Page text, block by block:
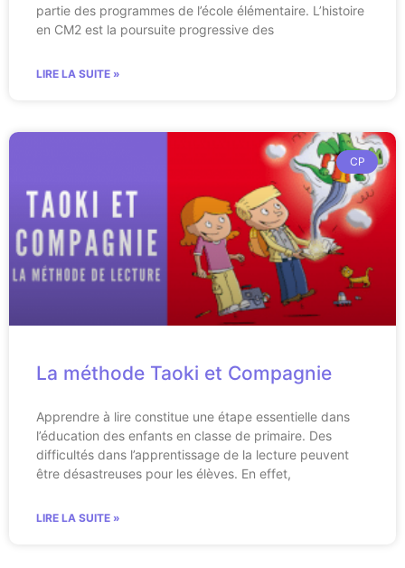
partie des programmes de l’école élémentaire. L’histoire
en CM2 est la poursuite progressive des
LIRE LA SUITE »
CP
La méthode Taoki et Compagnie
Apprendre à lire constitue une étape essentielle dans
l’éducation des enfants en classe de primaire. Des
difficultés dans l’apprentissage de la lecture peuvent
être désastreuses pour les élèves. En effet,
LIRE LA SUITE »